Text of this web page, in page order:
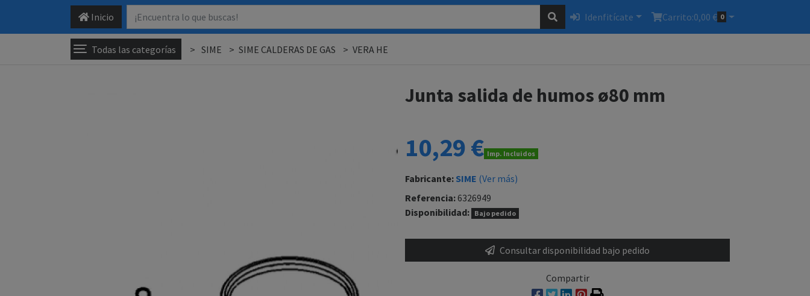
Inicio Idenfitícate Carrito:0,00 € 0
Todas las categorías SIME SIME CALDERAS DE GAS VERA HE
Junta salida de humos ø80 mm
10,29 € Imp. Incluidos
Fabricante: SIME (Ver más)
Referencia:6326949
Disponibilidad: Bajo pedido
Consultar disponibilidad bajo pedido
Compartir